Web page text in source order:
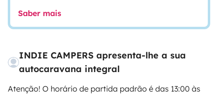
Saber mais
INDIE CAMPERS apresenta-lhe a sua
autocaravana integral
Atenção! O horário de partida padrão é das 13:00 às